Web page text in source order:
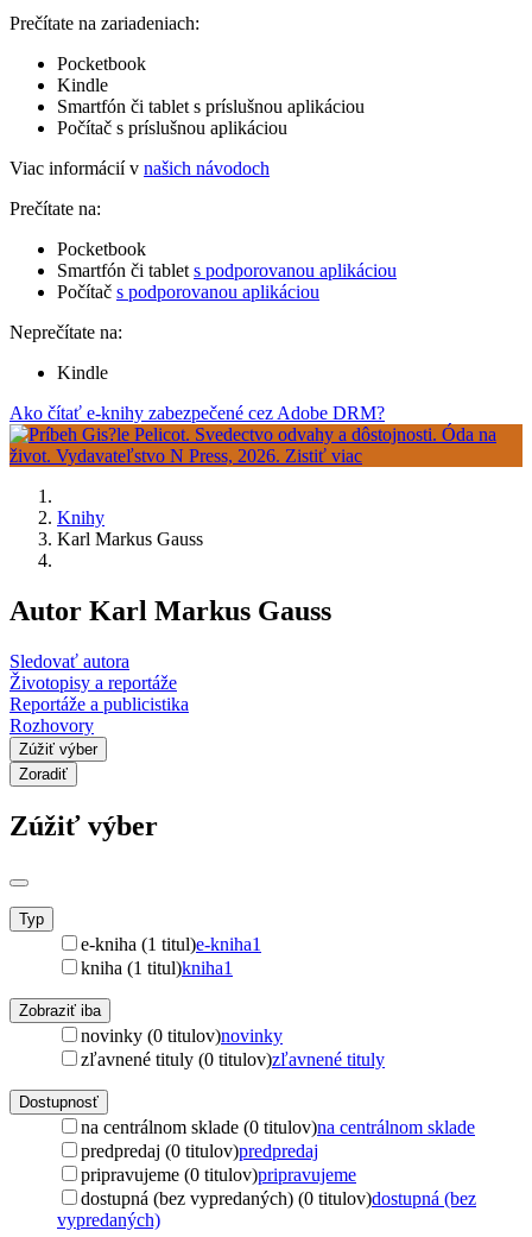
Prečítate na zariadeniach:
Pocketbook
Kindle
Smartfón či tablet s príslušnou aplikáciou
Počítač s príslušnou aplikáciou
Viac informácií v našich návodoch
Prečítate na:
Pocketbook
Smartfón či tablet s podporovanou aplikáciou
Počítač s podporovanou aplikáciou
Neprečítate na:
Kindle
Ako čítať e-knihy zabezpečené cez Adobe DRM?
Knihy
Karl Markus Gauss
Autor Karl Markus Gauss
Sledovať autora
Životopisy a reportáže
Reportáže a publicistika
Rozhovory
Zúžiť výber
Zoradiť
Zúžiť výber
Typ
e-kniha (1 titul)e-kniha1
kniha (1 titul)kniha1
Zobraziť iba
novinky (0 titulov)novinky
zľavnené tituly (0 titulov)zľavnené tituly
Dostupnosť
na centrálnom sklade (0 titulov)na centrálnom sklade
predpredaj (0 titulov)predpredaj
pripravujeme (0 titulov)pripravujeme
dostupná (bez vypredaných) (0 titulov)dostupná (bez
vypredaných)